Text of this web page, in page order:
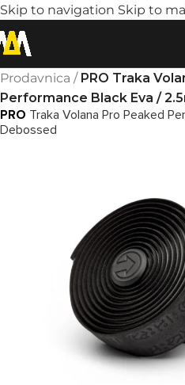
Skip to navigation Skip to
Prodavnica / PRO Traka
Performance Black Eva /
PRO Traka Volana Pro Peaked
Debossed